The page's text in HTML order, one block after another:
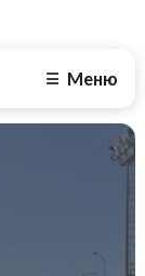
☰ Меню